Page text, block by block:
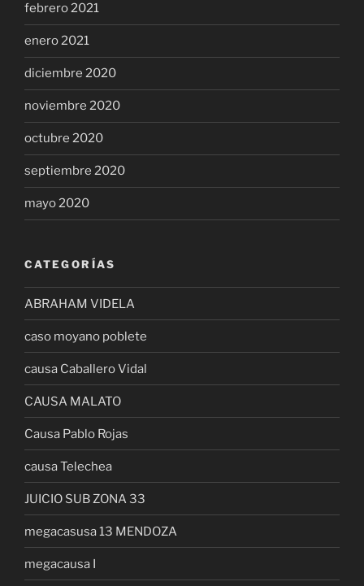
febrero 2021
enero 2021
diciembre 2020
noviembre 2020
octubre 2020
septiembre 2020
mayo 2020
CATEGORÍAS
ABRAHAM VIDELA
caso moyano poblete
causa Caballero Vidal
CAUSA MALATO
Causa Pablo Rojas
causa Telechea
JUICIO SUB ZONA 33
megacasusa 13 MENDOZA
megacausa I